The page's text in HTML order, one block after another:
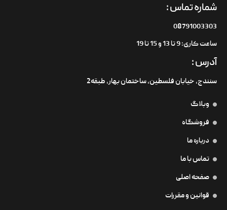
شماره تماس :
08791003303
ساعت کاری: 9 تا 13 و 15 تا 19
آدرس :
سنندج، خیابان فلسطین،‌ ساختمان بهار، طبقه2
وبلاگ
فروشگاه
درباره ما
تماس با ما
صفحه اصلی
قوانین و مقررات